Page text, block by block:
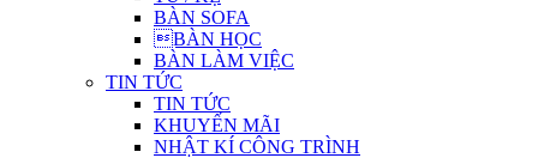
BÀN SOFA
BÀN HỌC
BÀN LÀM VIỆC
TIN TỨC
TIN TỨC
KHUYẾN MÃI
NHẬT KÍ CÔNG TRÌNH